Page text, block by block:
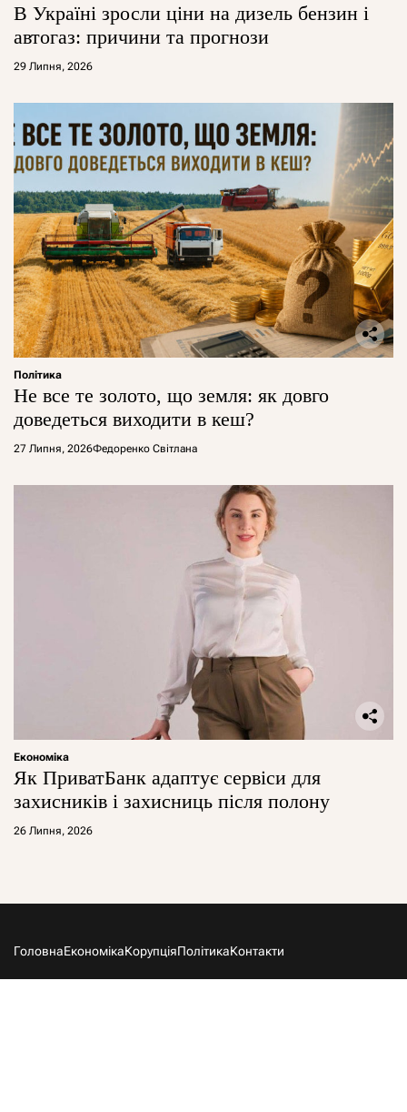
В Україні зросли ціни на дизель бензин і
автогаз: причини та прогнози
29 Липня, 2026
Політика
Не все те золото, що земля: як довго
доведеться виходити в кеш?
27 Липня, 2026Федоренко Світлана
Економіка
Як ПриватБанк адаптує сервіси для
захисників і захисниць після полону
26 Липня, 2026
ГоловнаЕкономікаКорупціяПолітикаКонтакти